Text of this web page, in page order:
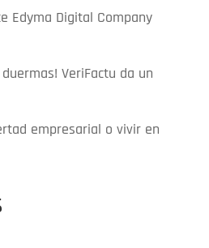
Edyma Digital Company
VeriFactu da un
empresarial o vivir en